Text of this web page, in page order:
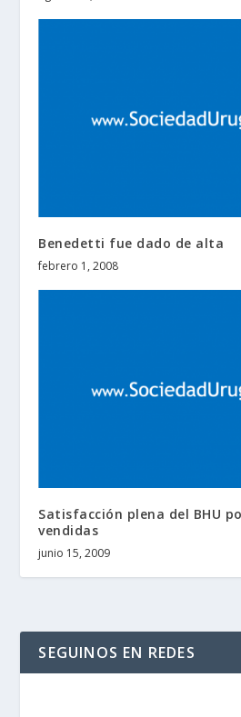
Benedetti fue dado de alta
febrero 1, 2008
Satisfacción plena del BHU
vendidas
junio 15, 2009
SEGUINOS EN REDES